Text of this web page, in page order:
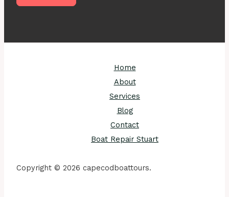
Home
About
Services
Blog
Contact
Boat Repair Stuart
Copyright © 2026 capecodboattours.